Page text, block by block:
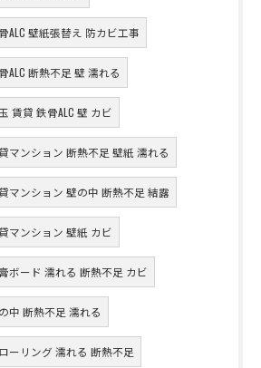
ALC 壁紙張替え 防カビ工事
ALC 断熱不足 壁 濡れる
賃貸 鉄骨ALC 壁 カビ
マンション 断熱不足 壁紙 濡れる
マンション 壁の中 断熱不足 結露
マンション 壁紙 カビ
ボード 濡れる 断熱不足 カビ
中 断熱不足 濡れる
ーリング 濡れる 断熱不足